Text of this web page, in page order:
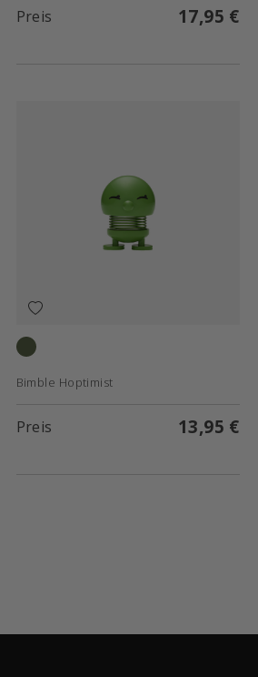
Preis 17,95 €
Bimble Hoptimist
Preis 13,95 €